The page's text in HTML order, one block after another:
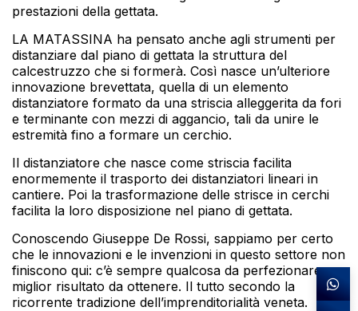
prestazioni della gettata.
LA MATASSINA ha pensato anche agli strumenti per
distanziare dal piano di gettata la struttura del
calcestruzzo che si formerà. Così nasce un’ulteriore
innovazione brevettata, quella di un elemento
distanziatore formato da una striscia alleggerita da fori
e terminante con mezzi di aggancio, tali da unire le
estremità fino a formare un cerchio.
Il distanziatore che nasce come striscia facilita
enormemente il trasporto dei distanziatori lineari in
cantiere. Poi la trasformazione delle strisce in cerchi
facilita la loro disposizione nel piano di gettata.
Conoscendo Giuseppe De Rossi, sappiamo per certo
che le innovazioni e le invenzioni in questo settore non
finiscono qui: c’è sempre qualcosa da perfezionare, un
miglior risultato da ottenere. Il tutto secondo la
ricorrente tradizione dell’imprenditorialità veneta.